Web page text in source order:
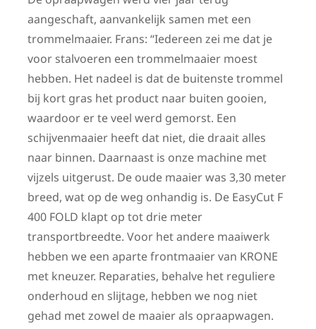
aangeschaft, aanvankelijk samen met een
trommelmaaier. Frans: “Iedereen zei me dat je
voor stalvoeren een trommelmaaier moest
hebben. Het nadeel is dat de buitenste trommel
bij kort gras het product naar buiten gooien,
waardoor er te veel werd gemorst. Een
schijvenmaaier heeft dat niet, die draait alles
naar binnen. Daarnaast is onze machine met
vijzels uitgerust. De oude maaier was 3,30 meter
breed, wat op de weg onhandig is. De EasyCut F
400 FOLD klapt op tot drie meter
transportbreedte. Voor het andere maaiwerk
hebben we een aparte frontmaaier van KRONE
met kneuzer. Reparaties, behalve het reguliere
onderhoud en slijtage, hebben we nog niet
gehad met zowel de maaier als opraapwagen.